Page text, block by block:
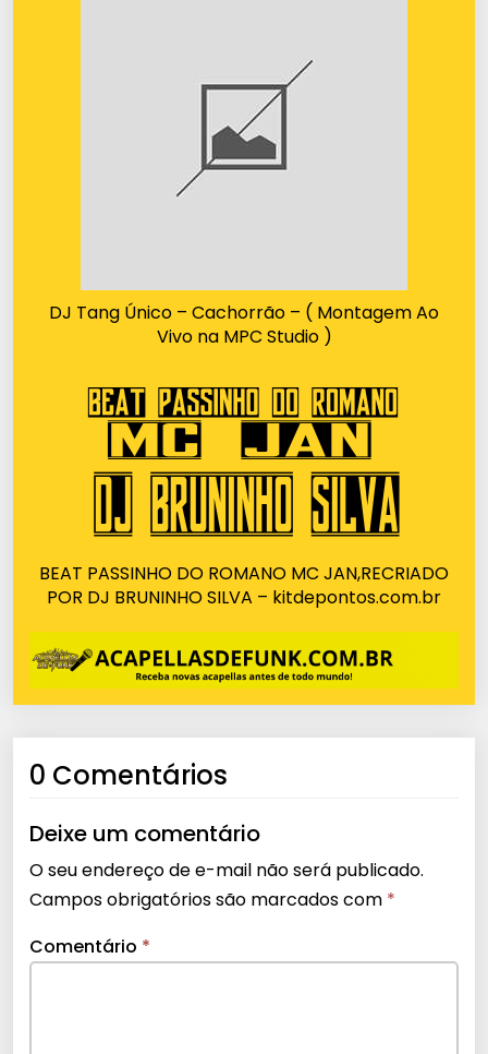
DJ Tang Único – Cachorrão – ( Montagem Ao
Vivo na MPC Studio )
BEAT PASSINHO DO ROMANO MC JAN,RECRIADO
POR DJ BRUNINHO SILVA – kitdepontos.com.br
0 Comentários
Deixe um comentário
O seu endereço de e-mail não será publicado.
Campos obrigatórios são marcados com *
Comentário *